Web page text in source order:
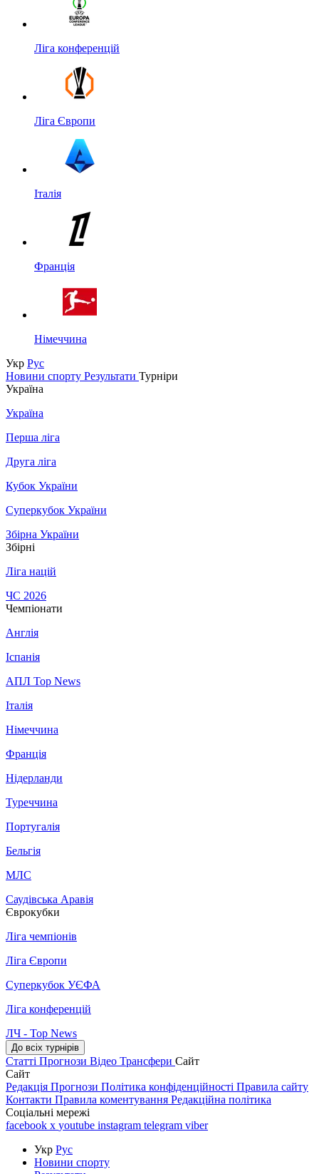
Ліга конференцій
Ліга Європи
Італія
Франція
Німеччина
Укр Рус
Новини спорту Результати Турніри
Україна
Україна
Перша ліга
Друга ліга
Кубок України
Суперкубок України
Збірна України
Збірні
Ліга націй
ЧС 2026
Чемпіонати
Англія
Іспанія
АПЛ Top News
Італія
Німеччина
Франція
Нідерланди
Туреччина
Португалія
Бельгія
МЛС
Саудівська Аравія
Єврокубки
Ліга чемпіонів
Ліга Європи
Суперкубок УЄФА
Ліга конференцій
ЛЧ - Top News
До всіх турнірів
Статті Прогнози Відео Трансфери Сайт
Сайт
Редакція Прогнози Політика конфіденційності Правила сайту
Контакти Правила коментування Редакційна політика
Соціальні мережі
facebook x youtube instagram telegram viber
Укр Рус
Новини спорту